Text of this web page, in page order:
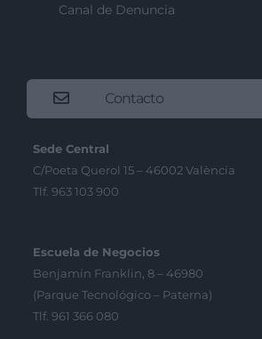
Canal de Denuncia
Contacto
Sede Central
C/Poeta Querol 15 – 46002 València
Tlf. 963 103 900
Escuela de Negocios
Benjamín Franklin, 8 – 46980
(Parque Tecnológico – Paterna)
Tlf. 961 366 080